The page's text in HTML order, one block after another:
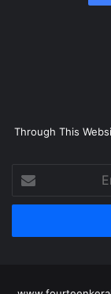
Through This
your
Email